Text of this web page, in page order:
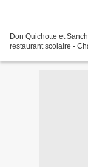
Don Quichotte et
restaurant scolaire -